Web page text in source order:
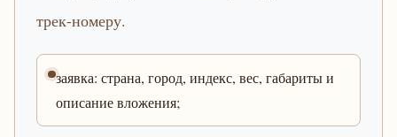
трек-номеру.
заявка: страна, город, индекс, вес, габариты и
описание вложения;